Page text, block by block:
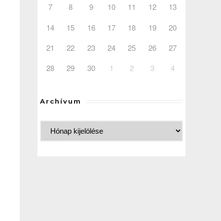
7
8 9 10 11 12
13
14
15 16 17 18 19
20
21
22 23 24 25 26
27
28
29 30 1 2 3 4
Archívum